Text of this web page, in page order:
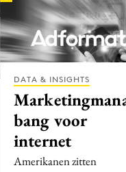
DATA & INSIGHTS
bang voor
internet
Amerikanen zitten